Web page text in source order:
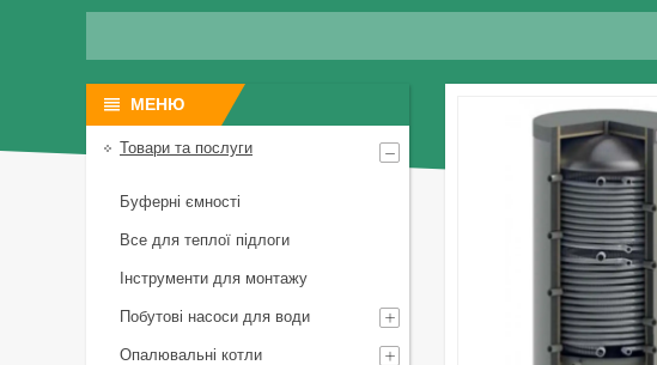
Товари та послуги
Буферні ємності
Все для теплої підлоги
Інструменти для монтажу
Побутові насоси для води
Опалювальні котли